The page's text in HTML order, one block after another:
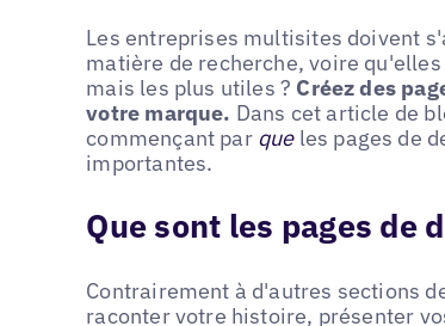
Les entreprises multisites doivent
matière de recherche, voire
mais les plus utiles ? Créez des
votre marque. Dans cet article de
commençant par queles pages de
importantes.
Que sont les pages de
Contrairement à d'autres sections
raconter votre histoire, présenter